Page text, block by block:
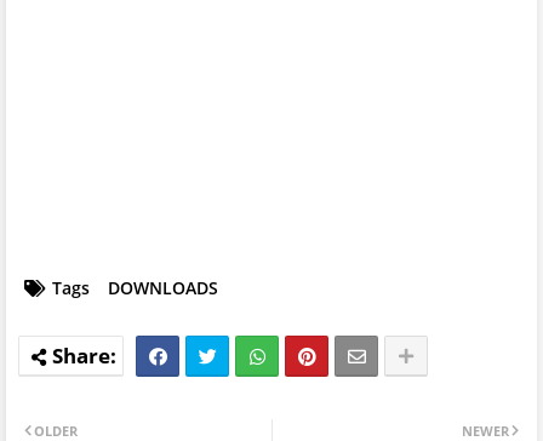
Tags DOWNLOADS
NEWER
OLDER